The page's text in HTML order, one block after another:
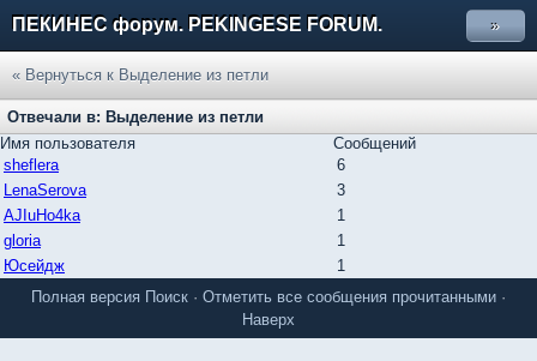
ПЕКИНЕС форум. PEKINGESE FORUM. »
« Вернуться к Выделение из петли
Отвечали в: Выделение из петли
Имя пользователя
Сообщений
sheflera
6
LenaSerova
3
AJIuHo4ka
1
gloria
1
Юсейдж
1
Полная версия Поиск · Отметить все сообщения прочитанными ·
Наверх